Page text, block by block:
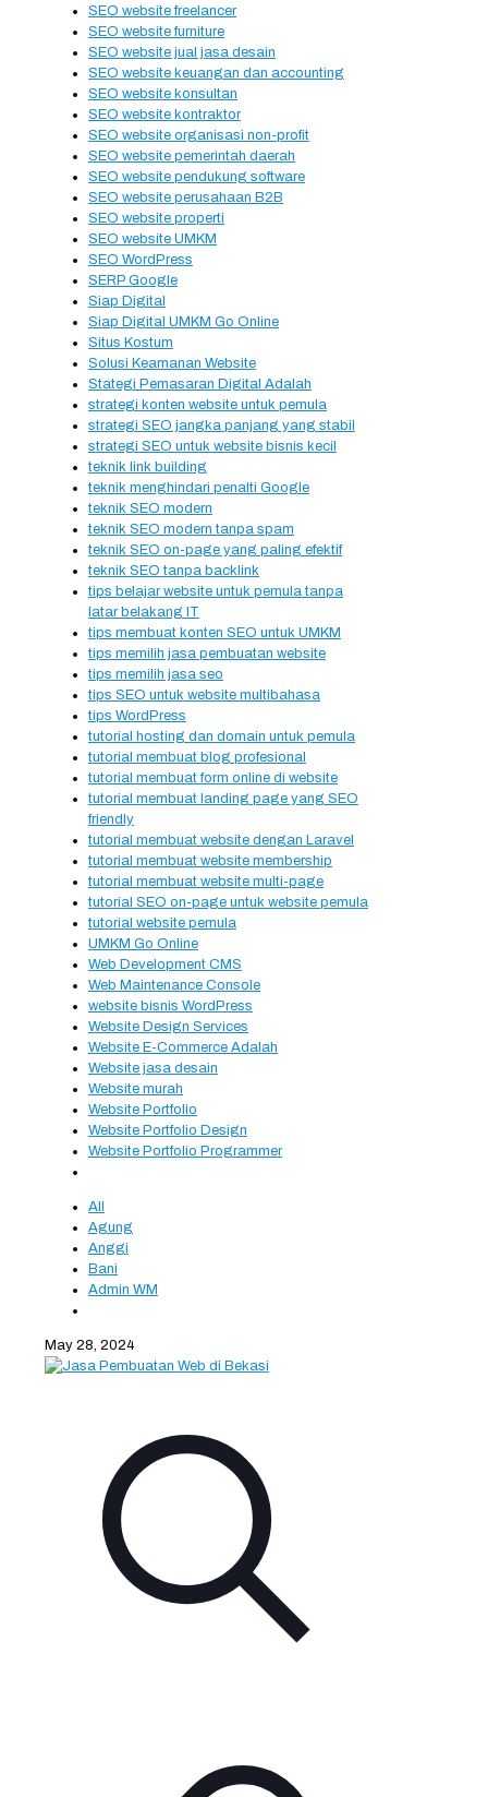
SEO website freelancer
SEO website furniture
SEO website jual jasa desain
SEO website keuangan dan accounting
SEO website konsultan
SEO website kontraktor
SEO website organisasi non-profit
SEO website pemerintah daerah
SEO website pendukung software
SEO website perusahaan B2B
SEO website properti
SEO website UMKM
SEO WordPress
SERP Google
Siap Digital
Siap Digital UMKM Go Online
Situs Kostum
Solusi Keamanan Website
Stategi Pemasaran Digital Adalah
strategi konten website untuk pemula
strategi SEO jangka panjang yang stabil
strategi SEO untuk website bisnis kecil
teknik link building
teknik menghindari penalti Google
teknik SEO modern
teknik SEO modern tanpa spam
teknik SEO on-page yang paling efektif
teknik SEO tanpa backlink
tips belajar website untuk pemula tanpa
latar belakang IT
tips membuat konten SEO untuk UMKM
tips memilih jasa pembuatan website
tips memilih jasa seo
tips SEO untuk website multibahasa
tips WordPress
tutorial hosting dan domain untuk pemula
tutorial membuat blog profesional
tutorial membuat form online di website
tutorial membuat landing page yang SEO
friendly
tutorial membuat website dengan Laravel
tutorial membuat website membership
tutorial membuat website multi-page
tutorial SEO on-page untuk website pemula
tutorial website pemula
UMKM Go Online
Web Development CMS
Web Maintenance Console
website bisnis WordPress
Website Design Services
Website E-Commerce Adalah
Website jasa desain
Website murah
Website Portfolio
Website Portfolio Design
Website Portfolio Programmer
All
Agung
Anggi
Bani
Admin WM
May 28, 2024